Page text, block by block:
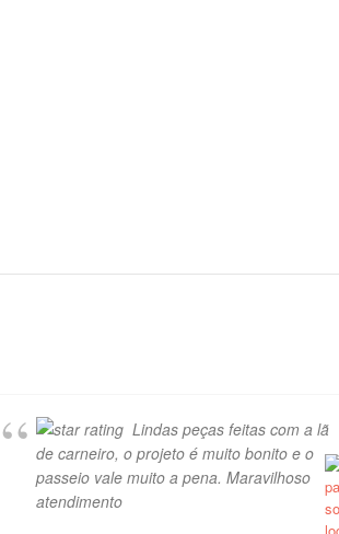
Lindas peças feitas com a lã
de carneiro, o projeto é muito bonito e o
passeio vale muito a pena. Maravilhoso
atendimento